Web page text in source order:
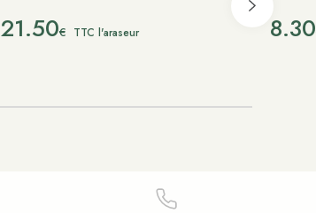
21.50€ TTC l'araseur 8.30